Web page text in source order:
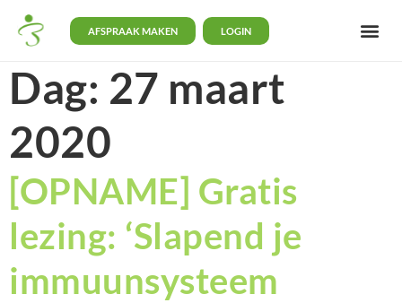
AFSPRAAK MAKEN LOGIN
Dag: 27 maart
2020
[OPNAME] Gratis
lezing: ‘Slapend je
immuunsysteem